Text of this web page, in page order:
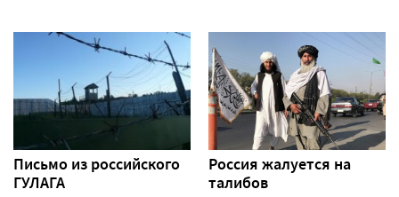
Письмо из российского
ГУЛАГА
Россия жалуется на
талибов